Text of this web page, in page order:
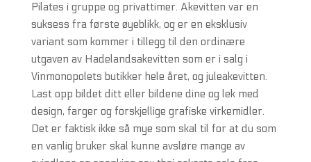
Pilates i gruppe og privattimer. Akevitten var en
suksess fra første øyeblikk, og er en eksklusiv
variant som kommer i tillegg til den ordinære
utgaven av Hadelandsakevitten som er i salg i
Vinmonopolets butikker hele året, og juleakevitten.
Last opp bildet ditt eller bildene dine og lek med
design, farger og forskjellige grafiske virkemidler.
Det er faktisk ikke så mye som skal til for at du som
en vanlig bruker skal kunne avsløre mange av